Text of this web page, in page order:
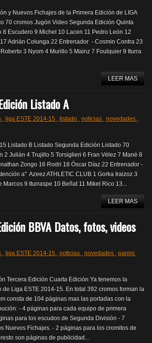
y Nuevos Fichajes de la Primera Edición de LIGA
70 cromos Jugón Video Segunda Edición Quinta
8 Escudero 9 Michel 10 Lacen 11 Pedro León 12
Adrián Colunga 22 Entrenador - Cosmin Contra 23
3 Nyom 4 Murillo 5 Mainz 7 Foulquier 9 Iturra
LEER MAS
Listado A
, liga ESTE 2014-15 , listado , noticias , novedades ,
Listado B Listado Segunda Edición Listado 70
2 Julián 4 Trujillo 5 Torsiglieri 6 Fran Vélez 7 Mané 8
Zongo 16 Rodri 18 Óscar Díaz 22 Entrenador -
a" Azeez ATHLETIC CLUB 1 Gorka Iraizoz 3
9 Iturraspe 10 Beñat 11 Mikel Rico 13...
LEER MAS
BBVA Datos, fotos, videos
, liga ESTE 2014-15 , noticias , novedades , panini
Tercera Edición Cuarta Edición Ya tenemos la
de Liga ESTE 2014-15. En total 392 cromos forman la
consta de 104 páginas mas las portadas con la
- 4 páginas para cada equipo de primera
para los escudos de Segunda División - 7
Nuevos Fichajes. - 2 páginas para los cromitos de
resto son páginas de publicidad...